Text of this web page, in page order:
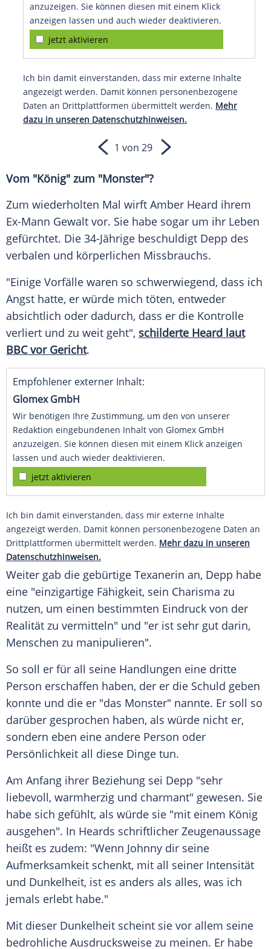
anzuzeigen. Sie können diesen mit einem Klick
anzeigen lassen und auch wieder deaktivieren.
jetzt aktivieren
Ich bin damit einverstanden, dass mir externe Inhalte
angezeigt werden. Damit können personenbezogene
Daten an Drittplattformen übermittelt werden. Mehr
dazu in unseren Datenschutzhinweisen.
1 von 29
Vom "König" zum "Monster"?
Zum wiederholten Mal wirft Amber Heard ihrem
Ex-Mann Gewalt vor. Sie habe sogar um ihr Leben
gefürchtet. Die 34-Jährige beschuldigt Depp des
verbalen und körperlichen Missbrauchs.
"Einige Vorfälle waren so schwerwiegend, dass ich
Angst hatte, er würde mich töten, entweder
absichtlich oder dadurch, dass er die Kontrolle
verliert und zu weit geht", schilderte Heard laut
BBC vor Gericht.
Empfohlener externer Inhalt:
Glomex GmbH
Wir benötigen Ihre Zustimmung, um den von unserer
Redaktion eingebundenen Inhalt von Glomex GmbH
anzuzeigen. Sie können diesen mit einem Klick anzeigen
lassen und auch wieder deaktivieren.
jetzt aktivieren
Ich bin damit einverstanden, dass mir externe Inhalte
angezeigt werden. Damit können personenbezogene Daten an
Drittplattformen übermittelt werden. Mehr dazu in unseren
Datenschutzhinweisen.
Weiter gab die gebürtige Texanerin an, Depp habe
eine "einzigartige Fähigkeit, sein Charisma zu
nutzen, um einen bestimmten Eindruck von der
Realität zu vermitteln" und "er ist sehr gut darin,
Menschen zu manipulieren".
So soll er für all seine Handlungen eine dritte
Person erschaffen haben, der er die Schuld geben
konnte und die er "das Monster" nannte. Er soll so
darüber gesprochen haben, als würde nicht er,
sondern eben eine andere Person oder
Persönlichkeit all diese Dinge tun.
Am Anfang ihrer Beziehung sei Depp "sehr
liebevoll, warmherzig und charmant" gewesen. Sie
habe sich gefühlt, als würde sie "mit einem König
ausgehen". In Heards schriftlicher Zeugenaussage
heißt es zudem: "Wenn Johnny dir seine
Aufmerksamkeit schenkt, mit all seiner Intensität
und Dunkelheit, ist es anders als alles, was ich
jemals erlebt habe."
Mit dieser Dunkelheit scheint sie vor allem seine
bedrohliche Ausdrucksweise zu meinen. Er habe